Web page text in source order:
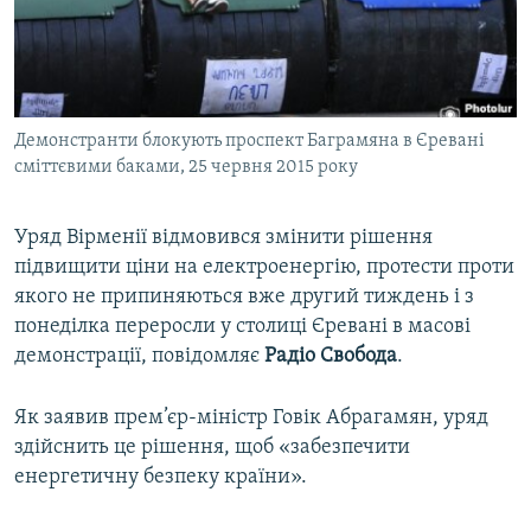
ВІДЕОУРОКИ «ELIFBE»
УКРАЇНСЬКА ПРОБЛЕМА КРИМУ
ІНФОГРАФІКА
Русский
ДОЛУЧАЙСЯ!
Усі сайти RFE/RL
Демонстранти блокують проспект Баграмяна в Єревані
сміттєвими баками, 25 червня 2015 року
Уряд Вірменії відмовився змінити рішення
підвищити ціни на електроенергію, протести проти
якого не припиняються вже другий тиждень і з
понеділка переросли у столиці Єревані в масові
демонстрації, повідомляє Радіо Свобода.
Як заявив прем’єр-міністр Говік Абрагамян, уряд
здійснить це рішення, щоб «забезпечити
енергетичну безпеку країни».